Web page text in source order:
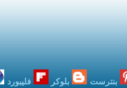
بنترست بلوكر فليبورد